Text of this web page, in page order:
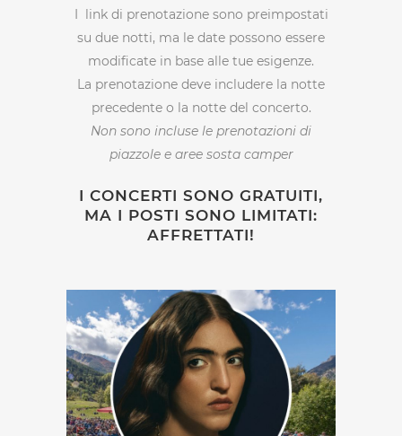
I link di prenotazione sono preimpostati
su due notti, ma le date possono essere
modificate in base alle tue esigenze.
La prenotazione deve includere la notte
precedente o la notte del concerto.
Non sono incluse le prenotazioni di
piazzole e aree sosta camper
I CONCERTI SONO GRATUITI,
MA I POSTI SONO LIMITATI:
AFFRETTATI!